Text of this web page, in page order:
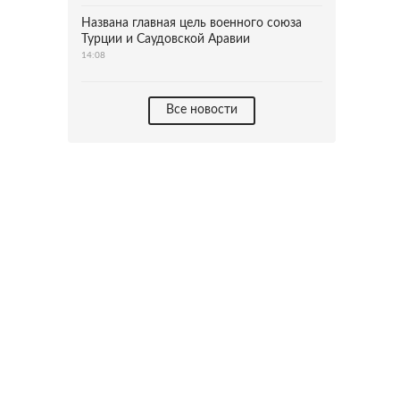
Названа главная цель военного союза
Турции и Саудовской Аравии
14:08
Все новости